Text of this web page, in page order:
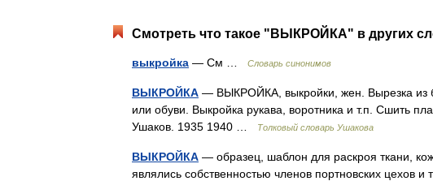
Смотреть что такое "ВЫКРОЙКА" в других
выкройка — См … Словарь синонимов
ВЫКРОЙКА — ВЫКРОЙКА, выкройки, жен. Вырезка из
или обуви. Выкройка рукава, воротника и т.п. Сшить
Ушаков. 1935 1940 …
Толковый словарь Ушакова
ВЫКРОЙКА — образец, шаблон для раскроя ткани,
являлись собственностью членов портновских цехов